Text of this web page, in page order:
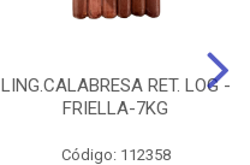
LING.CALABRESA RET. LOG -
FRIELLA-7KG
Código: 112358